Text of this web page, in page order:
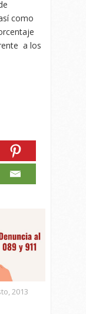
como
a los
2013